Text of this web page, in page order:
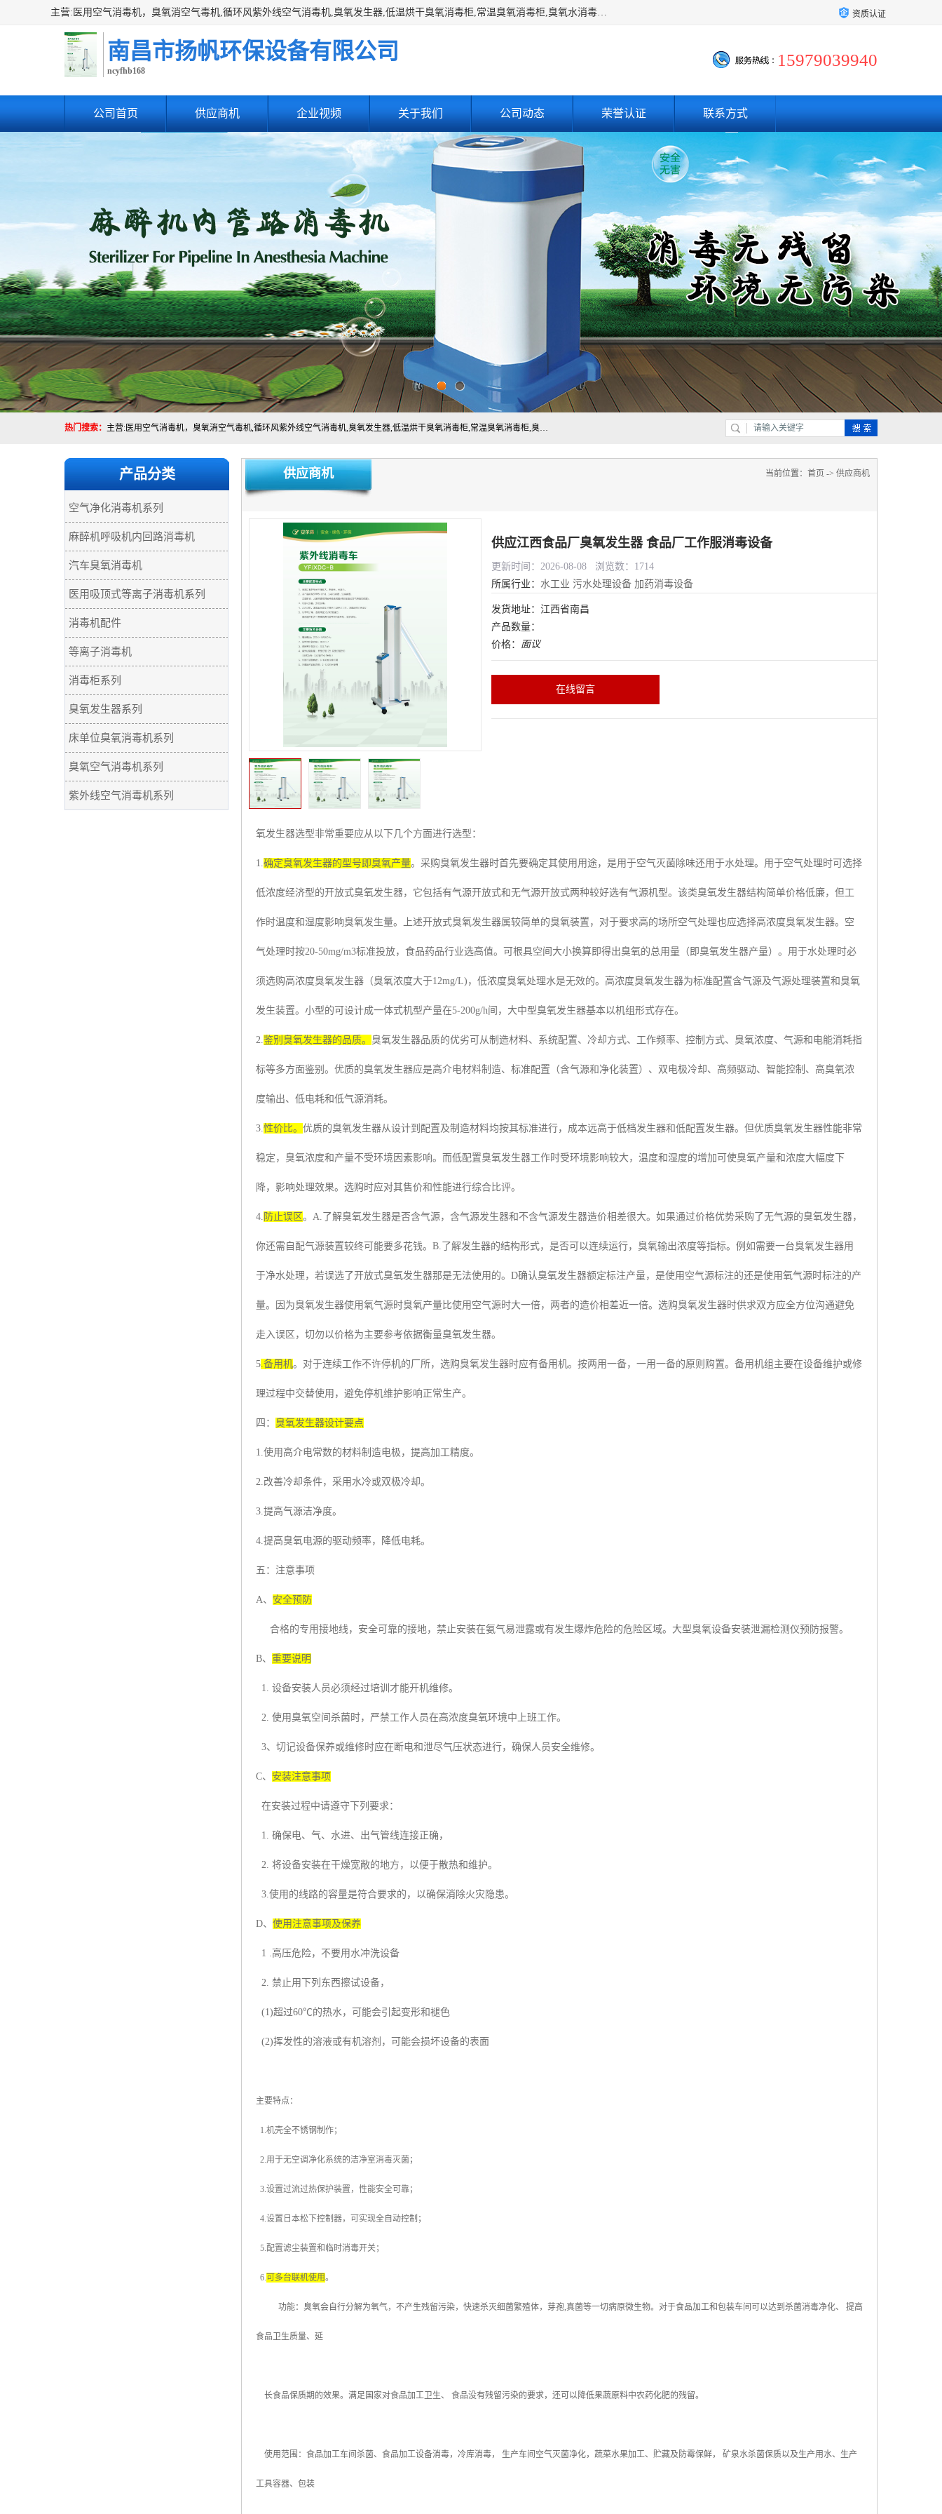
主营:医用空气消毒机，臭氧消空气毒机,循环风紫外线空气消毒机,臭氧发生器,低温烘干臭氧消毒柜,常温臭氧消毒柜,臭氧水消毒机,管道容器臭氧消毒机,内置式臭氧消毒机,外置式臭氧消毒机,床单位臭氧消毒器。医用工作服灭菌柜，医用拖鞋消毒柜,麻醉机内管路消毒机，呼吸机回路消毒机 资质认证
南昌市扬帆环保设备有限公司
ncyfhb168
15979039940
公司首页 供应商机 企业视频 关于我们 公司动态 荣誉认证 联系方式
热门搜索： 主营:医用空气消毒机，臭氧消空气毒机,循环风紫外线空气消毒机,臭氧发生器,低温烘干臭氧消毒柜,常温臭氧消毒柜,臭氧水消毒机,管道容器臭氧消毒机,内置式臭氧消毒机,外置式臭氧消毒机,床单位臭氧消毒器。医用工作服灭菌柜，医用拖鞋消毒柜,麻醉机内管路消毒机，呼吸机回路消毒机
产品分类
空气净化消毒机系列
麻醉机呼吸机内回路消毒机
汽车臭氧消毒机
医用吸顶式等离子消毒机系列
消毒机配件
等离子消毒机
消毒柜系列
臭氧发生器系列
床单位臭氧消毒机系列
臭氧空气消毒机系列
紫外线空气消毒机系列
供应商机 当前位置： 首页 -> 供应商机
供应江西食品厂臭氧发生器 食品厂工作服消毒设备
更新时间：2026-08-08 浏览数：1714
所属行业： 水工业 污水处理设备 加药消毒设备
发货地址：江西省南昌
产品数量：
价格： 面议
在线留言
氧发生器选型非常重要应从以下几个方面进行选型：
1.确定臭氧发生器的型号即臭氧产量。采购臭氧发生器时首先要确定其使用用途，是用于空气灭菌除味还用于水处理。用于空气处理时可选择
低浓度经济型的开放式臭氧发生器，它包括有气源开放式和无气源开放式两种较好选有气源机型。该类臭氧发生器结构简单价格低廉，但工
作时温度和湿度影响臭氧发生量。上述开放式臭氧发生器属较简单的臭氧装置，对于要求高的场所空气处理也应选择高浓度臭氧发生器。空
气处理时按20-50mg/m3标准投放，食品药品行业选高值。可根具空间大小换算即得出臭氧的总用量（即臭氧发生器产量）。用于水处理时必
须选购高浓度臭氧发生器（臭氧浓度大于12mg/L) ，低浓度臭氧处理水是无效的。高浓度臭氧发生器为标准配置含气源及气源处理装置和臭氧
发生装置。小型的可设计成一体式机型产量在5-200g/h间，大中型臭氧发生器基本以机组形式存在。
2.鉴别臭氧发生器的品质。 臭氧发生器品质的优劣可从制造材料、系统配置、冷却方式、工作频率、控制方式、臭氧浓度、气源和电能消耗指
标等多方面鉴别。优质的臭氧发生器应是高介电材料制造、标准配置（含气源和净化装置）、双电极冷却、高频驱动、智能控制、高臭氧浓
度输出、低电耗和低气源消耗。
3.性价比。 优质的臭氧发生器从设计到配置及制造材料均按其标准进行，成本远高于低档发生器和低配置发生器。但优质臭氧发生器性能非常
稳定，臭氧浓度和产量不受环境因素影响。而低配置臭氧发生器工作时受环境影响较大，温度和湿度的增加可使臭氧产量和浓度大幅度下
降，影响处理效果。选购时应对其售价和性能进行综合比评。
4. 防止误区。 A. 了解臭氧发生器是否含气源，含气源发生器和不含气源发生器造价相差很大。如果通过价格优势采购了无气源的臭氧发生器，
你还需自配气源装置较终可能要多花钱。 B. 了解发生器的结构形式，是否可以连续运行，臭氧输出浓度等指标。例如需要一台臭氧发生器用
于净水处理，若误选了开放式臭氧发生器那是无法使用的。 D确认臭氧发生器额定标注产量，是使用空气源标注的还是使用氧气源时标注的产
量。因为臭氧发生器使用氧气源时臭氧产量比使用空气源时大一倍，两者的造价相差近一倍。选购臭氧发生器时供求双方应全方位沟通避免
走入误区，切勿以价格为主要参考依据衡量臭氧发生器。
5.备用机。对于连续工作不许停机的厂所，选购臭氧发生器时应有备用机。按两用一备，一用一备的原则购置。备用机组主要在设备维护或修
理过程中交替使用，避免停机维护影响正常生产。
四： 臭氧发生器设计要点
1.使用高介电常数的材料制造电极，提高加工精度。
2.改善冷却条件，采用水冷或双极冷却。
3.提高气源洁净度。
4.提高臭氧电源的驱动频率，降低电耗。
五：注意事项
A、 安全预防
合格的专用接地线，安全可靠的接地，禁止安装在氨气易泄露或有发生爆炸危险的危险区域。大型臭氧设备安装泄漏检测仪预防报警。
B、 重要说明
1. 设备安装人员必须经过培训才能开机维修。
2. 使用臭氧空间杀菌时，严禁工作人员在高浓度臭氧环境中上班工作。
3、切记设备保养或维修时应在断电和泄尽气压状态进行，确保人员安全维修。
C、 安装注意事项
在安装过程中请遵守下列要求：
1. 确保电、气、水进、出气管线连接正确，
2. 将设备安装在干燥宽敞的地方，以便于散热和维护。
3.使用的线路的容量是符合要求的，以确保消除火灾隐患。
D、 使用注意事项及保养
1 .高压危险，不要用水冲洗设备
2. 禁止用下列东西擦试设备，
(1)超过60℃的热水，可能会引起变形和褪色
(2)挥发性的溶液或有机溶剂，可能会损坏设备的表面
主要特点：
1.机壳全不锈钢制作；
2.用于无空调净化系统的洁净室消毒灭菌；
3.设置过流过热保护装置，性能安全可靠；
4.设置日本松下控制器，可实现全自动控制；
5.配置滤尘装置和临时消毒开关；
6. 可多台联机使用。
功能：臭氧会自行分解为氧气，不产生残留污染，快速杀灭细菌繁殖体，芽孢,真菌等一切病原微生物。对于食品加工和包装车间可以达到杀菌消毒净化、 提高
食品卫生质量、延
长食品保质期的效果。满足国家对食品加工卫生、 食品没有残留污染的要求，还可以降低果蔬原料中农药化肥的残留。
使用范围：食品加工车间杀菌、食品加工设备消毒，冷库消毒， 生产车间空气灭菌净化，蔬菜水果加工、贮藏及防霉保鲜， 矿泉水杀菌保质以及生产用水、生产
工具容器、包装